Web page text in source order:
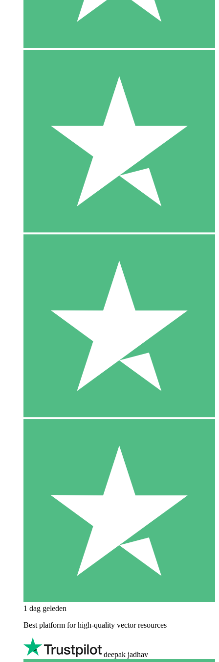
1 dag geleden
Best platform for high-quality vector resources
deepak jadhav